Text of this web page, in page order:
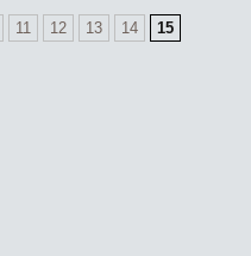
11 12 13 14 15